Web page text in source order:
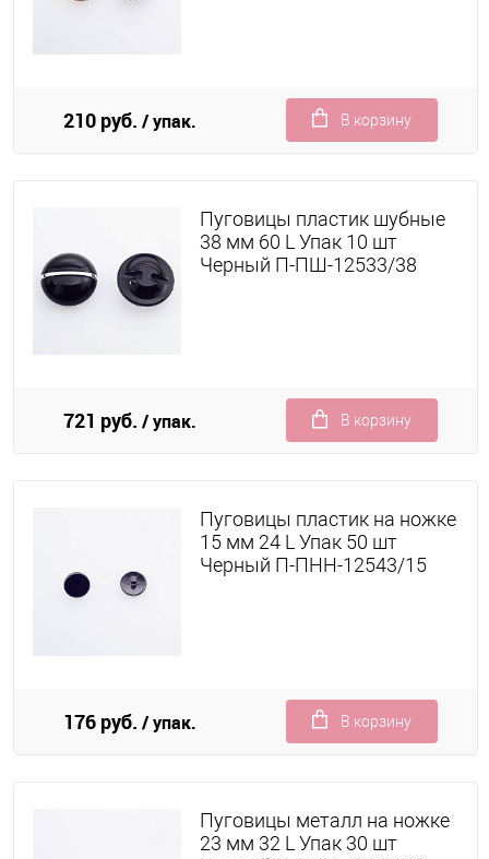
210 руб. / упак. В корзину
Пуговицы пластик шубные
38 мм 60 L Упак 10 шт
Черный П-ПШ-12533/38
721 руб. / упак. В корзину
Пуговицы пластик на ножке
15 мм 24 L Упак 50 шт
Черный П-ПНН-12543/15
176 руб. / упак. В корзину
Пуговицы металл на ножке
23 мм 32 L Упак 30 шт